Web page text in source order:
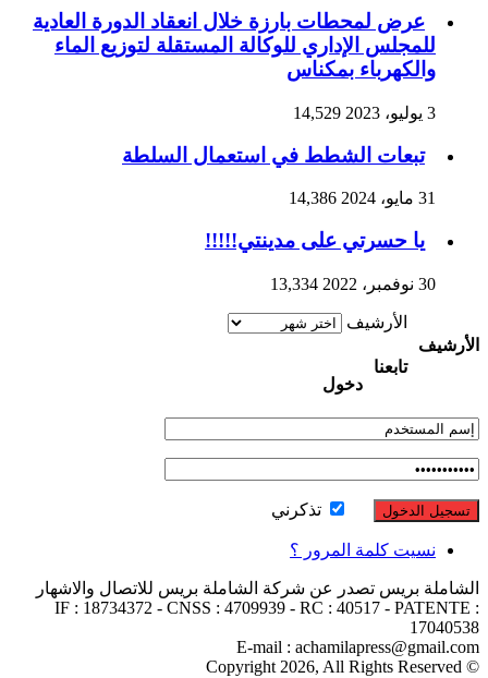
عرض لمحطات بارزة خلال انعقاد الدورة العادية
للمجلس الإداري للوكالة المستقلة لتوزيع الماء
والكهرباء بمكناس
3 يوليو، 2023 14,529
تبعات الشطط في استعمال السلطة
31 مايو، 2024 14,386
يا حسرتي على مدينتي!!!!!
30 نوفمبر، 2022 13,334
الأرشيف
الأرشيف
تابعنا
دخول
تذكرني
نسيت كلمة المرور ؟
الشاملة بريس تصدر عن شركة الشاملة بريس للاتصال والاشهار
IF : 18734372 - CNSS : 4709939 - RC : 40517 - PATENTE :
17040538
E-mail : achamilapress@gmail.com
© Copyright 2026, All Rights Reserved